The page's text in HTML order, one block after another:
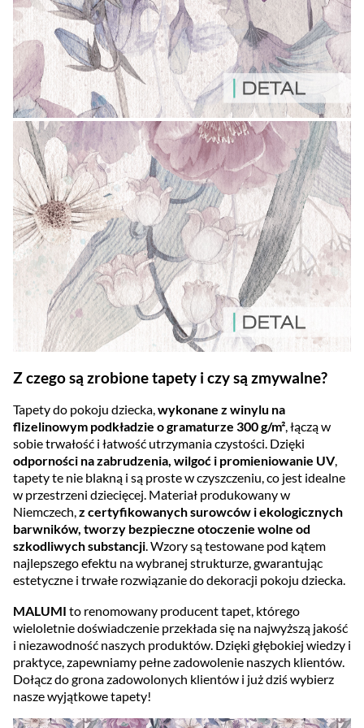
Z czego są zrobione tapety i czy są zmywalne?
Tapety do pokoju dziecka,wykonane z winylu na
flizelinowym podkładzie o gramaturze 300 g/m², łączą w
sobie trwałość i łatwość utrzymania czystości. Dzięki
odporności na zabrudzenia, wilgoć i promieniowanie UV,
tapety te nie blakną i są proste w czyszczeniu, co jest idealne
w przestrzeni dziecięcej. Materiał produkowany w
Niemczech,z certyfikowanych surowców i ekologicznych
barwników, tworzy bezpieczne otoczenie wolne od
szkodliwych substancji. Wzory są testowane pod kątem
najlepszego efektu na wybranej strukturze, gwarantując
estetyczne i trwałe rozwiązanie do dekoracji pokoju dziecka.
MALUMI to renomowany producent tapet, którego
wieloletnie doświadczenie przekłada się na najwyższą jakość
i niezawodność naszych produktów. Dzięki głębokiej wiedzy i
praktyce, zapewniamy pełne zadowolenie naszych klientów.
Dołącz do grona zadowolonych klientów i już dziś wybierz
nasze wyjątkowe tapety!